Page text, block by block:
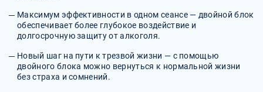
Максимум эффективности в одном сеансе — двойной блок
обеспечивает более глубокое воздействие и
долгосрочную защиту от алкоголя.
Новый шаг на пути к трезвой жизни — с помощью
двойного блока можно вернуться к нормальной жизни
без страха и сомнений.